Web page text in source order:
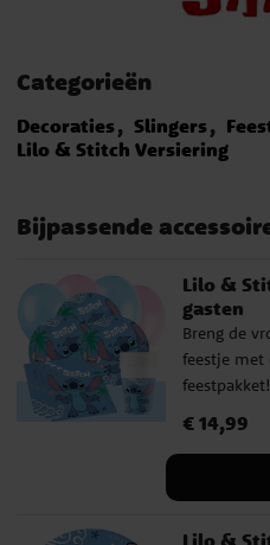
Categorieën
Decoraties Slingers
Lilo & Stitch Versiering
Bijpassende
Lilo &
gasten
Breng de
feestje
uitstraling.
tropische
Prijs: €
€ 14,99